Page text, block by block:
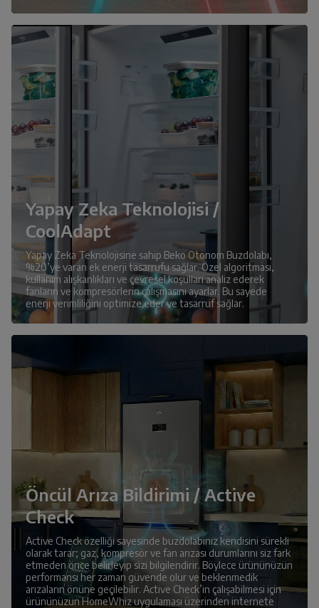
Yapay Zeka Teknolojisi /
CoolAdapt
Yapay Zeka Teknolojisine sahip Beko Otonom Buzdolabı,
%20’ye varan ek enerji tasarrufu sağlar. Özel algoritması,
kullanım alışkanlıkları ve çevresel koşulları analiz ederek
fanların ve kompresörlerin çalışmasını ayarlar. Bu sayede
enerji verimliliğini optimize eder ve tasarruf sağlar.
Öncül Arıza Bildirimi / Active
Check
Active Check özelliği sayesinde buzdolabınız kendisini sürekli
olarak tarar; gaz, kompresör ve fan arızası durumlarını siz fark
etmeden önce belirleyip sizi bilgilendirir. Böylece ürününüzün
performansı her zaman güvende olur ve beklenmedik
arızaların önüne geçilebilir. Active Check’in çalışabilmesi için
ürününüzün HomeWhiz uygulaması üzerinden internete